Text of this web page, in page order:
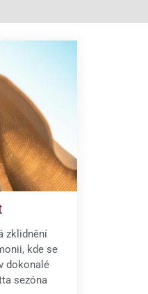
zklidnění
kde se
dokonalé
sezóna